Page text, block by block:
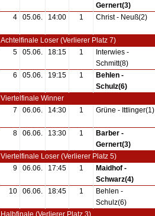
Gernert(3)
4
05.06. 14:00 1 Christ - Neuß(2)
Achtelfinale Loser (Verlierer Platz 7)
5
05.06. 18:15 1
Interwies -
Schmitt(8)
6
05.06. 19:15 1
Behlen -
Schulz(6)
Viertelfinale Winner
7
06.06. 14:30 1 Grüne - Ittlinger(1)
8 06.06. 13:30 1
Barber -
Gernert(3)
Viertelfinale Loser (Verlierer Platz 5)
9
06.06. 17:45 1
Maidhof -
Schwarz(4)
10
06.06. 18:45 1
Behlen -
Schulz(6)
Halbfinale (Verlierer Platz 3)